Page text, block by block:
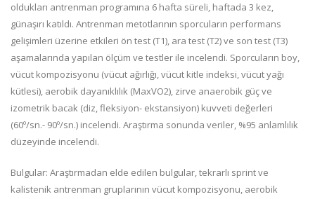
oldukları antrenman programına 6 hafta süreli, haftada 3 kez,
günaşırı katıldı. Antrenman metotlarının sporcuların performans
gelişimleri üzerine etkileri ön test (T1), ara test (T2) ve son test (T3)
aşamalarında yapılan ölçüm ve testler ile incelendi. Sporcuların boy,
vücut kompozisyonu (vücut ağırlığı, vücut kitle indeksi, vücut yağı
kütlesi), aerobik dayanıklılık (MaxVO2), zirve anaerobik güç ve
izometrik bacak (diz, fleksiyon- ekstansiyon) kuvveti değerleri
(60º/sn.- 90º/sn.) incelendi. Araştırma sonunda veriler, %95 anlamlılık
düzeyinde incelendi.
Bulgular: Araştırmadan elde edilen bulgular, tekrarlı sprint ve
kalistenik antrenman gruplarının vücut kompozisyonu, aerobik